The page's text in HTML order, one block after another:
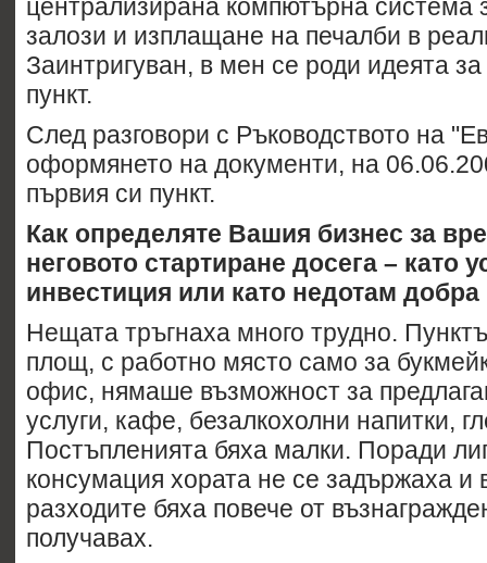
централизирана компютърна система
залози и изплащане на печалби в
Заинтригуван, в мен се роди идеята
пункт.
След разговори с Ръководството на
оформянето на документи, на
първия си пункт.
Как определяте Вашия бизнес за
неговото стартиране досега – като
инвестиция или като недотам
Нещата тръгнаха много трудно.
площ, с работно място само за
офис, нямаше възможност за
услуги, кафе, безалкохолни напитки,
Постъпленията бяха малки. Поради
консумация хората не се задържаха и
разходите бяха повече от
получавах.